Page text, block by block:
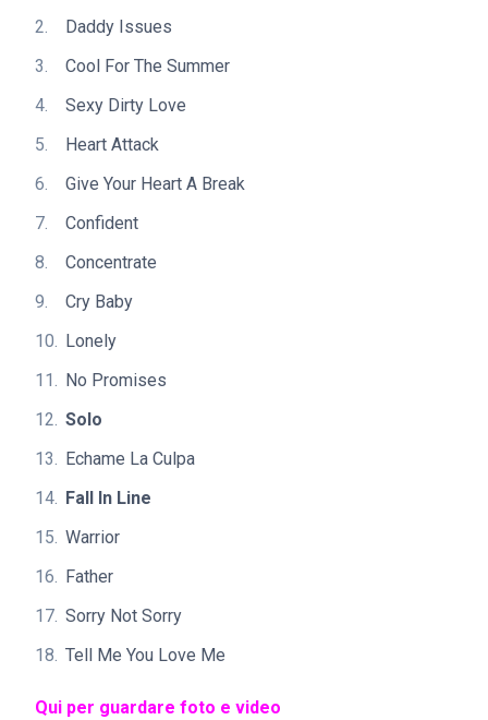
Daddy Issues
Cool For The Summer
Sexy Dirty Love
Heart Attack
Give Your Heart A Break
Confident
Concentrate
Cry Baby
Lonely
No Promises
Solo
Echame La Culpa
Fall In Line
Warrior
Father
Sorry Not Sorry
Tell Me You Love Me
Qui per guardare foto e video